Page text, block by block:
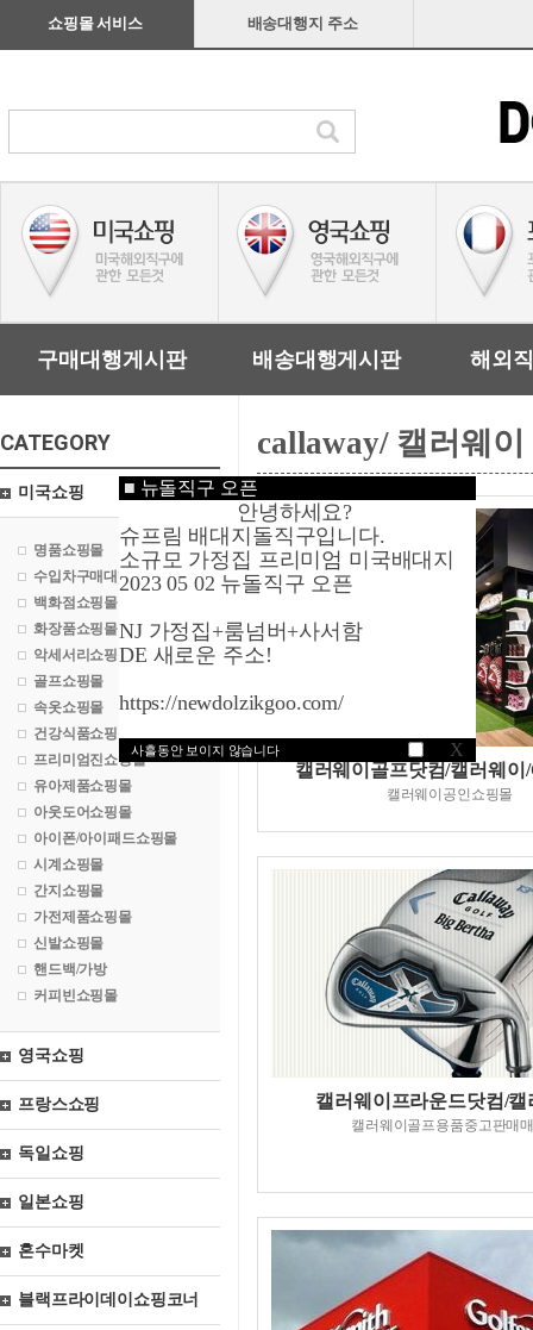
■ 뉴돌직구 오픈
안녕하세요?
슈프림 배대지돌직구입니다.
소규모 가정집 프리미엄 미국배대지
2023 05 02 뉴돌직구 오픈
NJ 가정집+룸넘버+사서함
DE 새로운 주소!
https://newdolzikgoo.com/
사흘동안 보이지 않습니다 X
쇼핑몰 서비스 배송대행지 주소
구매대행게시판 배송대행게시판 해외
CATEGORY
미국쇼핑
명품쇼핑몰
수입차구매대행
백화점쇼핑몰
화장품쇼핑몰
악세서리쇼핑몰
골프쇼핑몰
속옷쇼핑몰
건강식품쇼핑몰
프리미엄진쇼핑몰
유아제품쇼핑몰
아웃도어쇼핑몰
아이폰/아이패드쇼핑몰
시계쇼핑몰
간지쇼핑몰
가전제품쇼핑몰
신발쇼핑몰
핸드백/가방
커피빈쇼핑몰
영국쇼핑
프랑스쇼핑
독일쇼핑
일본쇼핑
혼수마켓
블랙프라이데이쇼핑코너
callaway/ 캘러웨이
캘러웨이골프닷컴/캘러웨이
캘러웨이공인쇼핑몰
캘러웨이프라운드닷컴/캘
캘러웨이골프용품중고판매